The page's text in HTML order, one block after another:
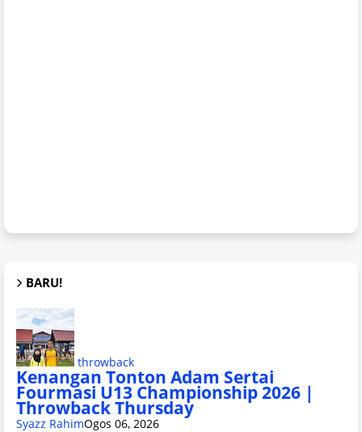
BARU!
throwback
Kenangan Tonton Adam Sertai
Fourmasi U13 Championship 2026 |
Throwback Thursday
Syazz RahimOgos 06, 2026